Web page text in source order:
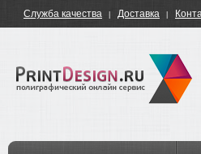
Служба качества Доставка